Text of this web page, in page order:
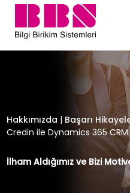
Credin ile
Hakkımızda | Başarı
Credin ile Dynamics 365
İlham Aldığımız ve Bizi